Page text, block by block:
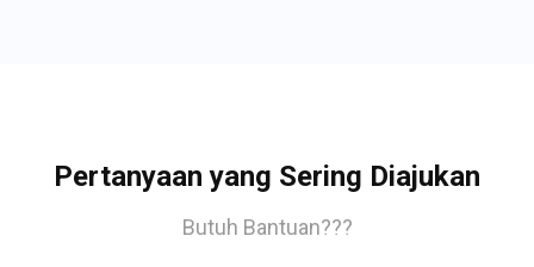
Pertanyaan yang Sering Diajukan
Butuh Bantuan???